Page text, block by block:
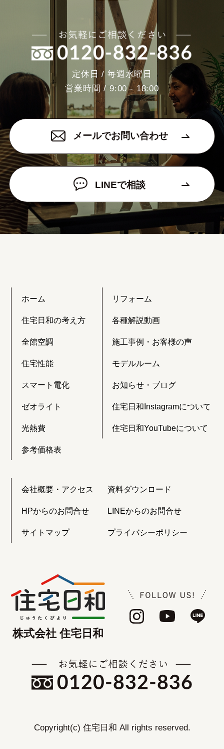
定休日 / 毎週水曜日
営業時間 / 9:00 - 18:00
メールでお問い合わせ
LINEで相談
ホーム
住宅日和の考え方
全館空調
住宅性能
スマート電化
ゼオライト
光熱費
参考価格表
リフォーム
各種解説動画
施工事例・お客様の声
モデルルーム
お知らせ・ブログ
住宅日和Instagramについて
住宅日和YouTubeについて
会社概要・アクセス 資料ダウンロード
HPからのお問合せ LINEからのお問合せ
サイトマップ プライバシーポリシー
株式会社 住宅日和
Copyright(c) 住宅日和 All rights reserved.